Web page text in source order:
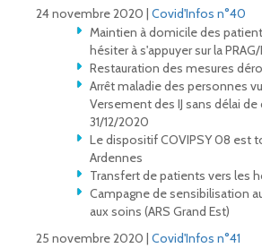
24 novembre 2020 | Covid'Infos n°40
Maintien à domicile des
hésiter à s'appuyer sur la PRAG/
Restauration des mesures
Arrêt maladie des personnes
Versement des IJ sans délai de
31/12/2020
Le dispositif COVIPSY 08 est
Ardennes
Transfert de patients vers les
Campagne de sensibilisation
aux soins (ARS Grand Est)
25 novembre 2020 | Covid'Infos n°41